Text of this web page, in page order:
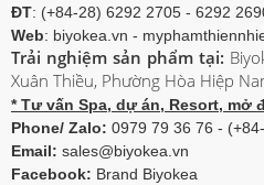
ĐT: (+84-28) 6292 2705 - 6292
Web: biyokea.vn -
Trải nghiệm sản phẩm tại:
Xuân Thiều, Phường Hòa Hiệp
* Tư vấn Spa, dự án, Resort, mở
Phone/ Zalo: 0979 79 36 76 -
Email: sales@biyokea.vn
Facebook: Brand Biyokea